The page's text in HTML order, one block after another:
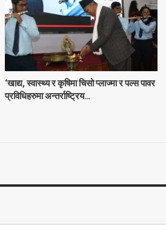
‘खाद्य, स्वास्थ्य र कृषिमा चिसो प्लाज्मा र पल्स पावर
प्रविधिहरुमा अन्तर्राष्ट्रिय…